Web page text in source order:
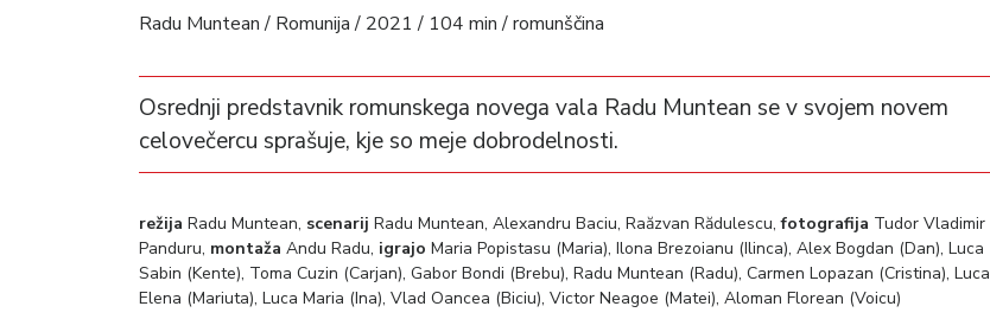
Radu Muntean / Romunija / 2021 / 104 min / romunščina
Osrednji predstavnik romunskega novega vala Radu Muntean se v svojem novem
celovečercu sprašuje, kje so meje dobrodelnosti.
režija Radu Muntean, scenarij Radu Muntean, Alexandru Baciu, Raăzvan Rădulescu,fotografija Tudor Vladimir
Panduru, montaža Andu Radu, igrajo Maria Popistasu (Maria), Ilona Brezoianu (Ilinca), Alex Bogdan (Dan), Luca
Sabin (Kente), Toma Cuzin (Carjan), Gabor Bondi (Brebu), Radu Muntean (Radu), Carmen Lopazan (Cristina), Luca
Elena (Mariuta), Luca Maria (Ina), Vlad Oancea (Biciu), Victor Neagoe (Matei), Aloman Florean (Voicu)